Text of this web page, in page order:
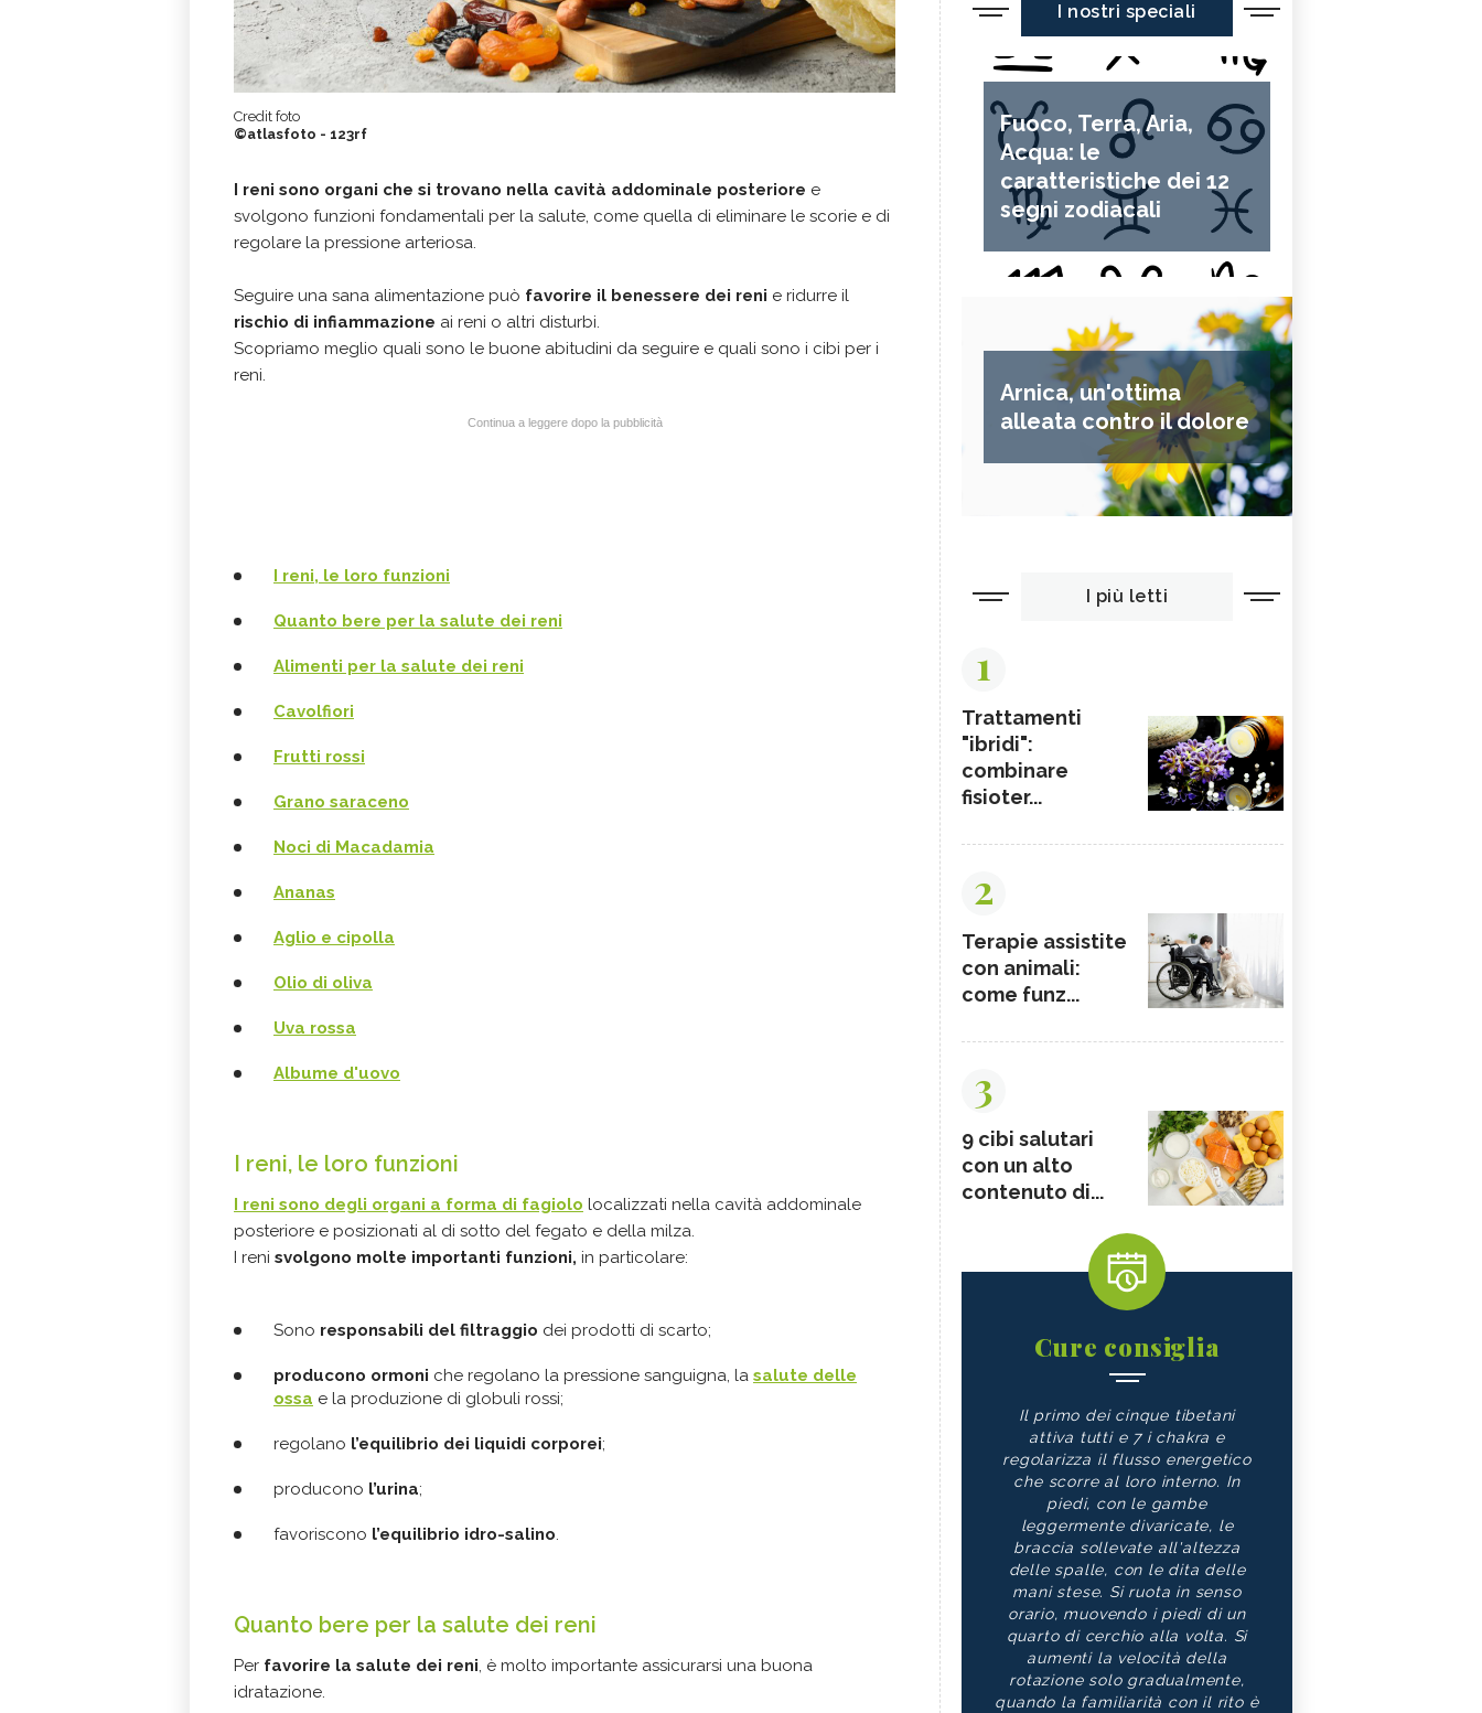
Credit foto
©atlasfoto - 123rf
I reni sono organi che si trovano nella cavità addominale posteriore e
svolgono funzioni fondamentali per la salute, come quella di eliminare le scorie e di
regolare la pressione arteriosa.
Seguire una sana alimentazione può favorire il benessere dei reni e ridurre il
rischio di infiammazione ai reni o altri disturbi.
Scopriamo meglio quali sono le buone abitudini da seguire e quali sono i cibi per i
reni.
Continua a leggere dopo la pubblicità
I reni, le loro funzioni
Quanto bere per la salute dei reni
Alimenti per la salute dei reni
Cavolfiori
Frutti rossi
Grano saraceno
Noci di Macadamia
Ananas
Aglio e cipolla
Olio di oliva
Uva rossa
Albume d'uovo
I reni, le loro funzioni
I reni sono degli organi a forma di fagiolo localizzati nella cavità addominale
posteriore e posizionati al di sotto del fegato e della milza.
I reni svolgono molte importanti funzioni, in particolare:
Sono responsabili del filtraggio dei prodotti di scarto;
producono ormoni che regolano la pressione sanguigna, la salute delle
ossa e la produzione di globuli rossi;
regolano l’equilibrio dei liquidi corporei;
producono l’urina;
favoriscono l’equilibrio idro-salino.
Quanto bere per la salute dei reni
Per favorire la salute dei reni, è molto importante assicurarsi una buona
idratazione.
I nostri speciali
Fuoco, Terra, Aria,
Acqua: le
caratteristiche dei 12
segni zodiacali
Arnica, un'ottima
alleata contro il dolore
I più letti
1
Trattamenti
"ibridi":
combinare
fisioter...
2
Terapie assistite
con animali:
come funz...
3
9 cibi salutari
con un alto
contenuto di...
Cure consiglia
Il primo dei cinque tibetani
attiva tutti e 7 i chakra e
regolarizza il flusso energetico
che scorre al loro interno. In
piedi, con le gambe
leggermente divaricate, le
braccia sollevate all'altezza
delle spalle, con le dita delle
mani stese. Si ruota in senso
orario, muovendo i piedi di un
quarto di cerchio alla volta. Si
aumenti la velocità della
rotazione solo gradualmente,
quando la familiarità con il rito è